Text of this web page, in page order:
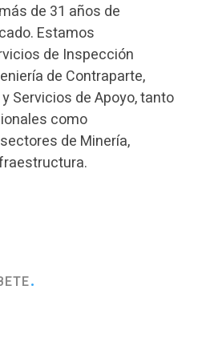
de 31 años de
Estamos
de Inspección
de Contraparte,
Servicios de Apoyo, tanto
como
de Minería,